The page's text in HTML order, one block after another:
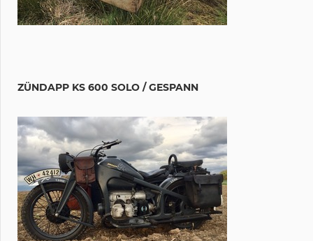
ZÜNDAPP KS 600 SOLO / GESPANN